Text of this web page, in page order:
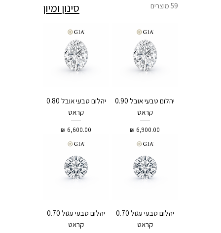
59 מוצרים סינון ומיון
יהלום טבעי אובל 0.90
קראט
מחיר
יהלום טבעי אובל 0.80
קראט
מחיר
יהלום טבעי עגול 0.70
קראט
יהלום טבעי עגול 0.70
קראט